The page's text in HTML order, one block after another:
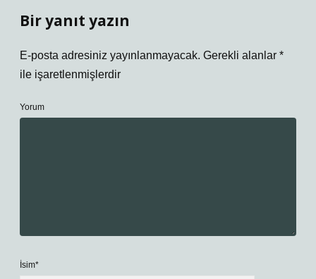
Bir yanıt yazın
E-posta adresiniz yayınlanmayacak. Gerekli alanlar *
ile işaretlenmişlerdir
Yorum
İsim*